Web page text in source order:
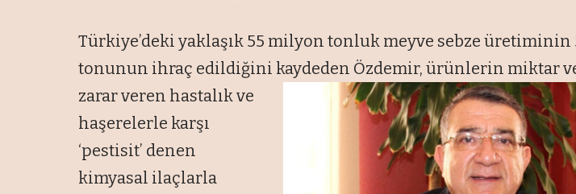
Türkiye’deki yaklaşık 55 milyon tonluk meyve sebze
tonunun ihraç edildiğini kaydeden Özdemir, ürünlerin miktar
zarar veren hastalık ve
haşerelerle karşı
‘pestisit’ denen
kimyasal ilaçlarla